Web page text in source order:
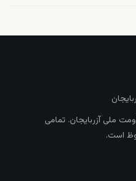
ملی آزربایجان. تمامی
است.